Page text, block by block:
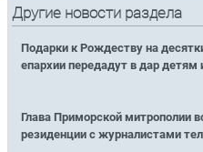
Другие новости раздела
Подарки к Рождеству на
епархии передадут в дар
Глава Приморской митрополии
резиденции с журналистами